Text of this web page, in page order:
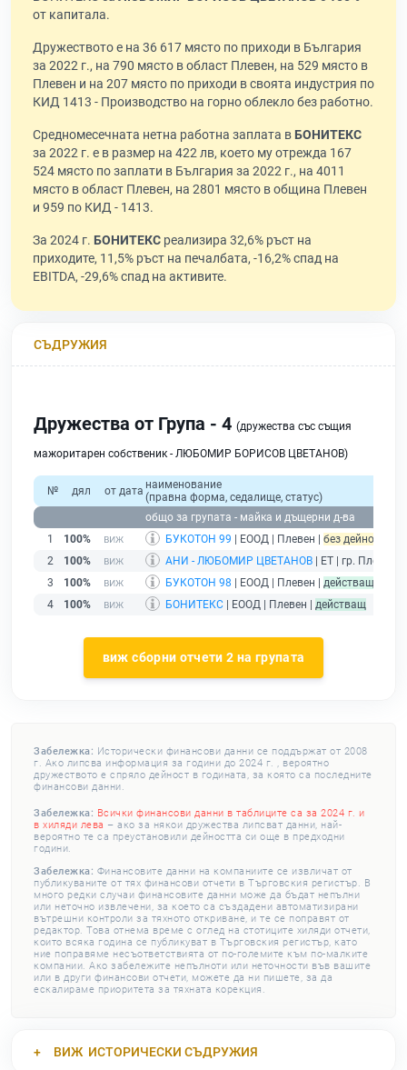
от капитала.
Дружеството е на 36 617 място по приходи в България
за 2022 г., на 790 място в област Плевен, на 529 място в
Плевен и на 207 място по приходи в своята индустрия по
КИД 1413 - Производство на горно облекло без работно.
Средномесечната нетна работна заплата вБОНИТЕКС
за 2022 г. е в размер на 422 лв, което му отрежда 167
524 място по заплати в България за 2022 г., на 4011
място в област Плевен, на 2801 място в община Плевен
и 959 по КИД - 1413.
За 2024 г. БОНИТЕКС реализира 32,6% ръст на
приходите, 11,5% ръст на печалбата, -16,2% спад на
EBITDA, -29,6% спад на активите.
СЪДРУЖИЯ
Дружества от Група - 4 (дружества със същия
мажоритарен собственик - ЛЮБОМИР БОРИСОВ ЦВЕТАНОВ)
№ дял от дата наименование
(правна форма, седалище, статус)
общо за групата - майка и дъщерни д-ва
1
100% БУКОТОН 99 | ЕООД | Плевен | без дейност -
2
100% АНИ - ЛЮБОМИР ЦВЕТАНОВ | ЕТ | гр. Плевен |
3
100% БУКОТОН 98 | ЕООД | Плевен | действащ
4
100% БОНИТЕКС | ЕООД | Плевен | действащ
виж сборни отчети 2 на групата
Забележка: Исторически финансови данни се поддържат от 2008
г. Ако липсва информация за години до 2024 г. , вероятно
дружеството е спряло дейност в годината, за която са последните
финансови данни.
Забележка: Всички финансови данни в таблиците са за 2024 г. и
в хиляди лева – ако за някои дружества липсват данни, най-
вероятно те са преустановили дейността си още в предходни
години.
Забележка: Финансовите данни на компаниите се извличат от
публикуваните от тях финансови отчети в Търговския регистър. В
много редки случаи финансовите данни може да бъдат непълни
или неточно извлечени, за което са създадени автоматизирани
вътрешни контроли за тяхното откриване, и те се поправят от
редактор. Това отнема време с оглед на стотиците хиляди отчети,
които всяка година се публикуват в Търговския регистър, като
ние поправяме несъответствията от по-големите към по-малките
компании. Ако забележите непълноти или неточности във вашите
или в други финансови отчети, можете да ни пишете, за да
ескалираме приоритета за тяхната корекция.
ВИЖ ИСТОРИЧЕСКИ СЪДРУЖИЯ